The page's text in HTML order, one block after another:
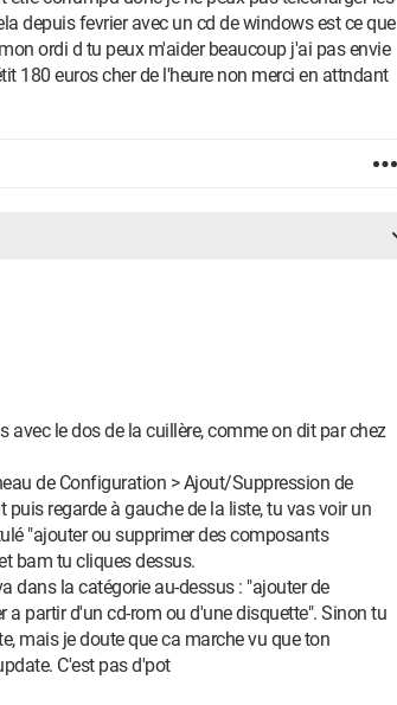
depuis fevrier avec un cd de windows est ce que
ordi d tu peux m'aider beaucoup j'ai pas envie
180 euros cher de l'heure non merci en attndant
avec le dos de la cuillère, comme on dit par chez
de Configuration > Ajout/Suppression de
regarde à gauche de la liste, tu vas voir un
"ajouter ou supprimer des composants
bam tu cliques dessus.
dans la catégorie au-dessus : "ajouter de
partir d'un cd-rom ou d'une disquette". Sinon tu
mais je doute que ca marche vu que ton
C'est pas d'pot